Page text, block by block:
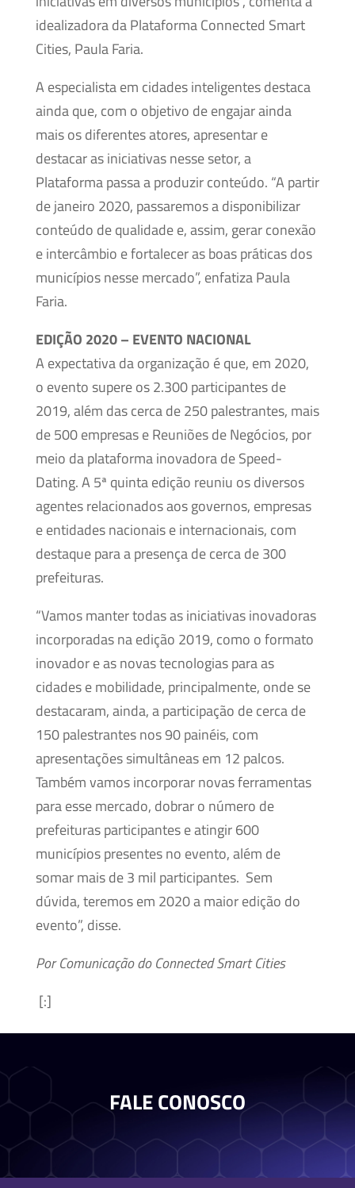
idealizadora da Plataforma Connected Smart
Cities, Paula Faria.
A especialista em cidades inteligentes destaca
ainda que, com o objetivo de engajar ainda
mais os diferentes atores, apresentar e
destacar as iniciativas nesse setor, a
Plataforma passa a produzir conteúdo. “A partir
de janeiro 2020, passaremos a disponibilizar
conteúdo de qualidade e, assim, gerar conexão
e intercâmbio e fortalecer as boas práticas dos
municípios nesse mercado”, enfatiza Paula
Faria.
EDIÇÃO 2020 – EVENTO NACIONAL
A expectativa da organização é que, em 2020,
o evento supere os 2.300 participantes de
2019, além das cerca de 250 palestrantes, mais
de 500 empresas e Reuniões de Negócios, por
meio da plataforma inovadora de Speed-
Dating. A 5ª quinta edição reuniu os diversos
agentes relacionados aos governos, empresas
e entidades nacionais e internacionais, com
destaque para a presença de cerca de 300
prefeituras.
“Vamos manter todas as iniciativas inovadoras
incorporadas na edição 2019, como o formato
inovador e as novas tecnologias para as
cidades e mobilidade, principalmente, onde se
destacaram, ainda, a participação de cerca de
150 palestrantes nos 90 painéis, com
apresentações simultâneas em 12 palcos.
Também vamos incorporar novas ferramentas
para esse mercado, dobrar o número de
prefeituras participantes e atingir 600
municípios presentes no evento, além de
somar mais de 3 mil participantes. Sem
dúvida, teremos em 2020 a maior edição do
evento”, disse.
Por Comunicação do Connected Smart Cities
[:]
FALE CONOSCO